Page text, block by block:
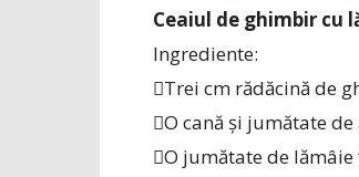
Ceaiul de ghimbir cu
Ingrediente:
Trei cm rădăcină de
O cană și jumătate de
O jumătate de lămâie